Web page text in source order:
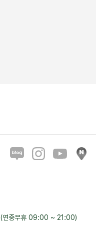
(연중무휴 09:00 ~ 21:00)